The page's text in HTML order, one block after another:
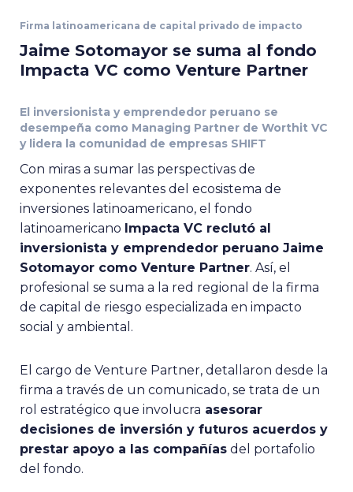
Firma latinoamericana de capital privado de impacto
Jaime Sotomayor se suma al fondo
Impacta VC como Venture Partner
El inversionista y emprendedor peruano se
desempeña como Managing Partner de Worthit VC
y lidera la comunidad de empresas SHIFT
Con miras a sumar las perspectivas de
exponentes relevantes del ecosistema de
inversiones latinoamericano, el fondo
latinoamericano Impacta VC reclutó al
inversionista y emprendedor peruano Jaime
Sotomayor como Venture Partner. Así, el
profesional se suma a la red regional de la firma
de capital de riesgo especializada en impacto
social y ambiental.
El cargo de Venture Partner, detallaron desde la
firma a través de un comunicado, se trata de un
rol estratégico que involucra asesorar
decisiones de inversión y futuros acuerdos y
prestar apoyo a las compañías del portafolio
del fondo.